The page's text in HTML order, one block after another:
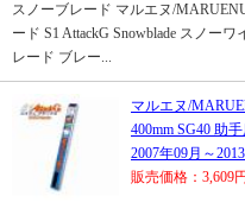
スノーブレード マルエヌ/
ード S1 AttackG Snowblade スノー
レード ブレー...
マルエヌ/
400mm SG40 助
2007年09月～
販売価格：3,609円